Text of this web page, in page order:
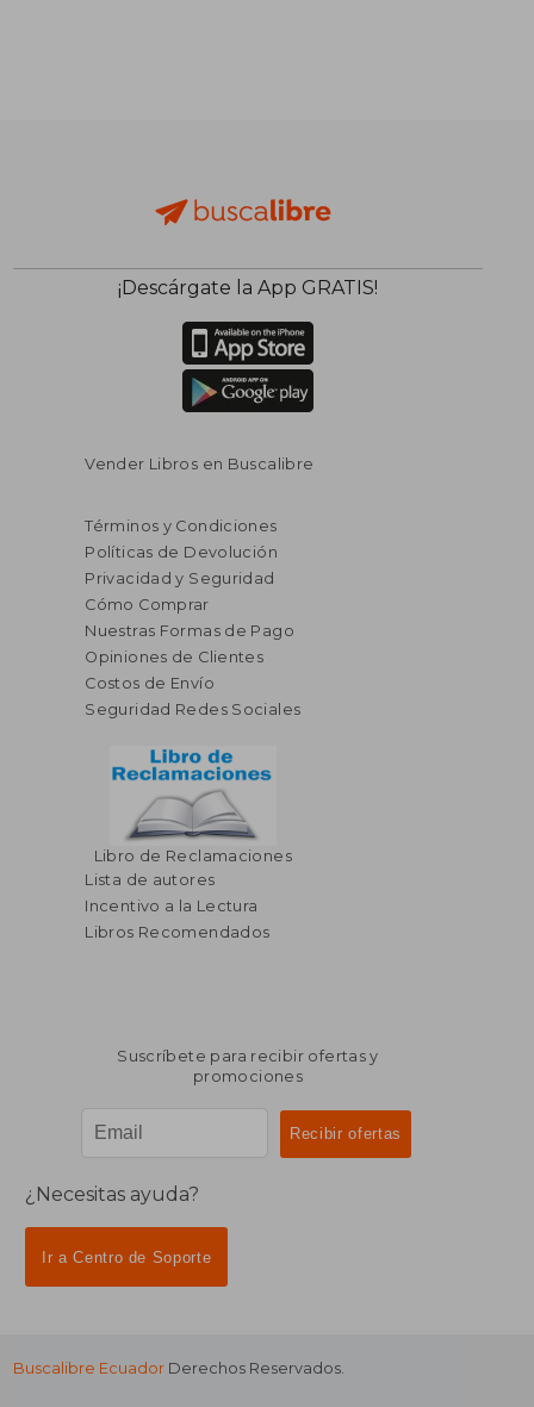
¡Descárgate la App GRATIS!
Vender Libros en Buscalibre
Términos y Condiciones
Políticas de Devolución
Privacidad y Seguridad
Cómo Comprar
Nuestras Formas de Pago
Opiniones de Clientes
Costos de Envío
Seguridad Redes Sociales
Libro de Reclamaciones
Lista de autores
Incentivo a la Lectura
Libros Recomendados
Suscríbete para recibir ofertas y
promociones
¿Necesitas ayuda?
Ir a Centro de Soporte
Buscalibre Ecuador Derechos Reservados.